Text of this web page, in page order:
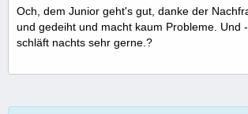
Och, dem Junior geht's gut, danke der
und gedeiht und macht kaum Probleme. Und
schläft nachts sehr gerne.?